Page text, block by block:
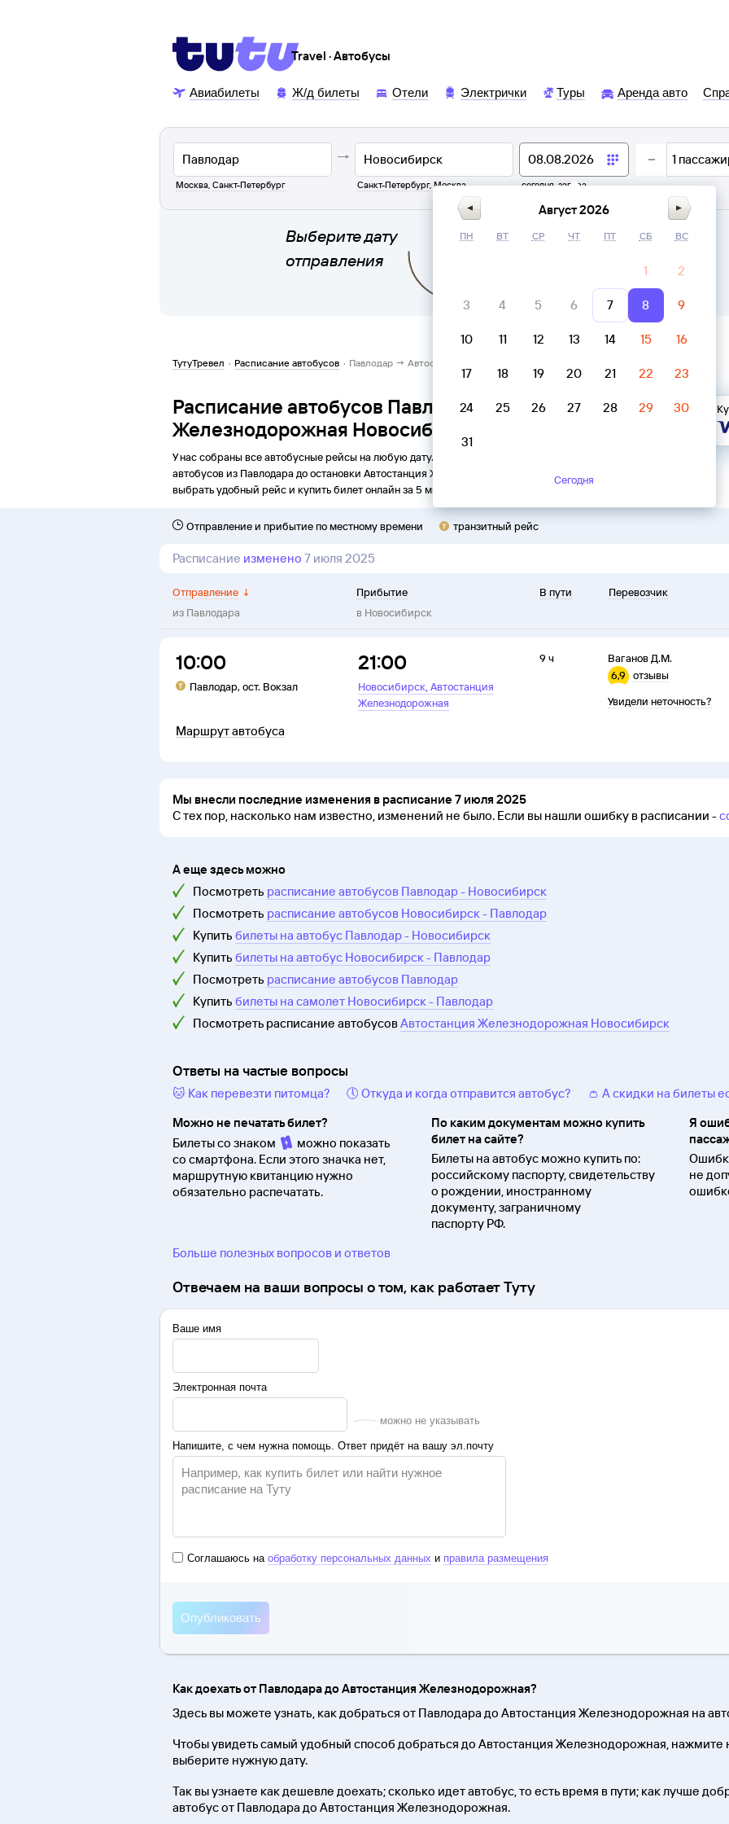
Travel · Автобусы
Авиабилеты Ж/д билеты Отели Электрички Туры Аренда авто
Москва, Санкт-Петербург Санкт-Петербург, Москва сегодня, завтра
1
Выберите дату
отправления
ТутуТревел · Расписание автобусов · Павлодар → Автостанция Железнодорожная Новосибирск
Расписание автобусов Павлодар → Автостанция
Железнодорожная Новосибирск
У нас собраны все автобусные рейсы на любую дату. Вы можете узнать точное расписание
автобусов из Павлодара доостановки Автостанция Железнодорожная
выбрать удобный рейс и купить билет онлайн за 5 минут.
Отправление и прибытие по местному времени транзитный рейс
Расписание изменено 7 июля 2025
Отправление ↓
из Павлодара
Прибытие
в Новосибирск
В пути Перевозчик
10:00
Павлодар, ост. Вокзал
21:00
Новосибирск,Автостанция
Железнодорожная
9 ч
Ваганов Д.М.
6,9
отзывы
Увидели неточность?
Маршрут автобуса
Мы внесли последние изменения в расписание 7 июля 2025
С тех пор, насколько нам известно, изменений не было. Если вы нашли ошибку в расписании -
А еще здесь можно
Посмотреть расписание автобусов Павлодар - Новосибирск
Посмотреть расписание автобусов Новосибирск - Павлодар
Купить билеты на автобус Павлодар - Новосибирск
Купить билеты на автобус Новосибирск - Павлодар
Посмотреть расписание автобусов Павлодар
Купить билеты на самолет Новосибирск - Павлодар
Посмотреть расписание автобусовАвтостанция Железнодорожная Новосибирск
Ответы на частые вопросы
🐱 Как перевезти питомца? 🕔 Откуда и когда отправится автобус?
👛 А скидки на билеты
Можно не печатать билет?
Билеты со знаком
можно показать
со смартфона. Если этого значка нет,
маршрутную квитанцию нужно
обязательно распечатать.
По каким документам можно купить
билет на сайте?
Билеты на автобус можно купить по:
российскому паспорту, свидетельству
о рождении, иностранному
документу, заграничному
паспорту РФ.
Я
не
Больше полезных вопросов и ответов
Отвечаем на ваши вопросы о том, как работает Туту
Ваше имя
Электронная почта
можно не указывать
Напишите, с чем нужна помощь. Ответ придёт на вашу эл.почту
Соглашаюсь на обработку персональных данных и правила размещения
Как доехать от Павлодара до Автостанция Железнодорожная?
Здесь вы можете узнать, как добраться от Павлодара до Автостанция Железнодорожная на
Чтобы увидеть самый удобный способ добраться до Автостанция Железнодорожная, нажмите
выберите нужную дату.
Так вы узнаете как дешевле доехать; сколько идет автобус, то есть время в пути; как лучше
автобус от Павлодара до Автостанция Железнодорожная.
Август 2026
ПН ВТ СР ЧТ ПТ СБ ВС
1 2
3 4 5 6 7 8 9
10 11 12 13 14 15 16
17 18 19 20 21 22 23
24 25 26 27 28 29 30
31
Сегодня